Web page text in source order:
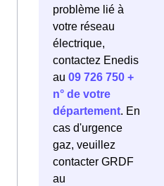
problème lié à
votre réseau
électrique,
contactez Enedis
au 09 726 750 +
n° de votre
département. En
cas d'urgence
gaz, veuillez
contacter GRDF
au